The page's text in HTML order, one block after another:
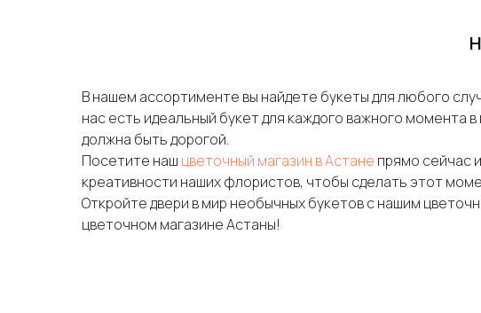
В нашем ассортименте вы найдете букеты для любого
нас есть идеальный букет для каждого важного момента
должна быть дорогой.
Посетите наш цветочный магазин в Астане прямо сейчас
креативности наших флористов, чтобы сделать этот
Откройте двери в мир необычных букетов с нашим
цветочном магазине Астаны!